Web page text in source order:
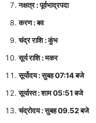
नक्षत्र : पूर्वभाद्रपदा
करण : बव
चंद्र राशि : कुंभ
सूर्य राशि : मकर
सूर्योदय : सुबह 07:14 बजे
सूर्यास्त : शाम 05:51 बजे
चंद्रोदय : सुबह 09.52 बजे